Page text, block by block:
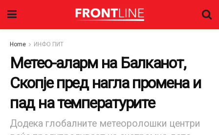
Home ИНФО ПИТ
Метео-аларм на Балканот,
Скопје пред нагла промена и
пад на температурите
Додека глобалните метеоролошки центри